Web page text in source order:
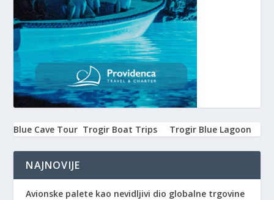
Blue Cave Tour Trogir Boat Trips Trogir Blue Lagoon
NAJNOVIJE
Avionske palete kao nevidljivi dio globalne trgovine